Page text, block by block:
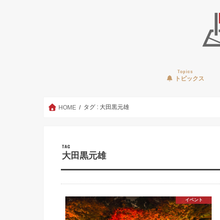
Topics
トピックス
HOME タグ : 大田黒元雄
TAG
大田黒元雄
イベント